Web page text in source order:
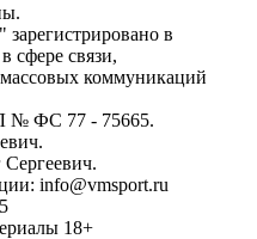
в
сфере связи,
коммуникаций
№ ФС 77 - 75665.
info@vmsport.ru
18+